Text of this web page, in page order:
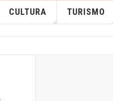
CULTURA TURISMO